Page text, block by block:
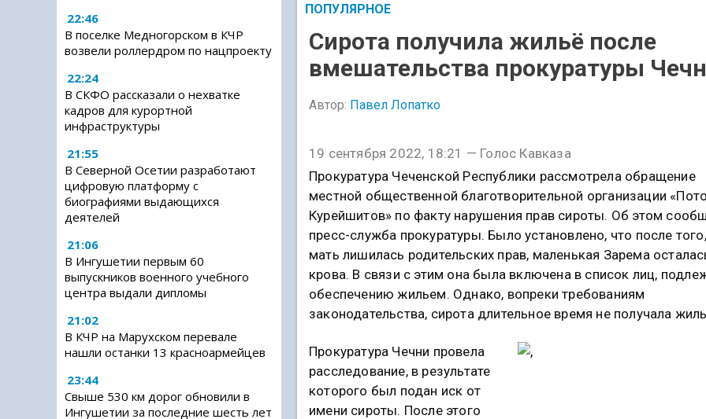
22:46
В поселке Медногорском в КЧР
возвели роллердром по нацпроекту
22:24
В СКФО рассказали о нехватке
кадров для курортной
инфраструктуры
21:55
В Северной Осетии разработают
цифровую платформу с
биографиями выдающихся
деятелей
21:06
В Ингушетии первым 60
выпускников военного учебного
центра выдали дипломы
21:02
В КЧР на Марухском перевале
нашли останки 13 красноармейцев
23:44
Свыше 530 км дорог обновили в
Ингушетии за последние шесть лет
ПОПУЛЯРНОЕ
Сирота получила жильё после
вмешательства прокуратуры
Автор: Павел Лопатко
19 сентября 2022, 18:21 — Голос Кавказа
Прокуратура Чеченской Республики рассмотрела обращение
местной общественной благотворительной организации
Курейшитов» по факту нарушения прав сироты. Об этом
пресс-служба прокуратуры. Было установлено, что после
мать лишилась родительских прав, маленькая Зарема
крова. В связи с этим она была включена в список лиц,
обеспечению жильем. Однако, вопреки требованиям
законодательства, сирота длительное время не получала
Прокуратура Чечни провела
расследование, в результате
которого был подан иск от
имени сироты. После этого